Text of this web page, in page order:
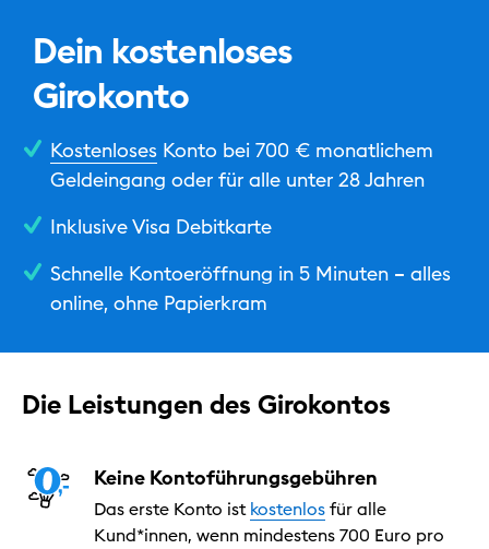
Dein kostenloses
Girokonto
Kostenloses Konto bei 700 € monatlichem
Geldeingang oder für alle unter 28 Jahren
Inklusive Visa Debitkarte
Schnelle Kontoeröffnung in 5 Minuten – alles
online, ohne Papierkram
Die Leistungen des Girokontos
Keine Kontoführungsgebühren
Das erste Konto ist kostenlos für alle
Kund*innen, wenn mindestens 700 Euro pro